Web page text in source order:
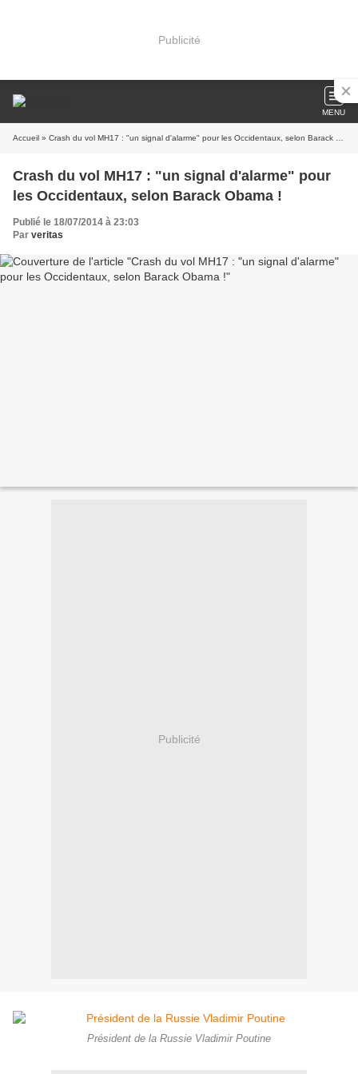
Publicité
MENU
Accueil » Crash du vol MH17 : "un signal d'alarme" pour les Occidentaux, selon Barack Obama !
Crash du vol MH17 : "un signal d'alarme" pour
les Occidentaux, selon Barack Obama !
Publié le 18/07/2014 à 23:03
Par veritas
Publicité
Président de la Russie Vladimir Poutine